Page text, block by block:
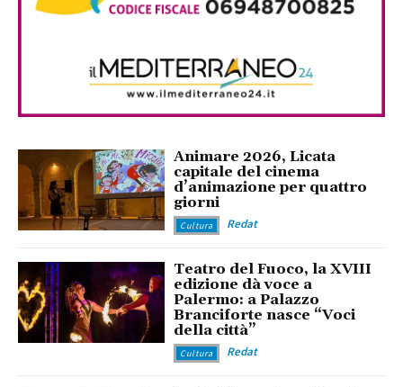
Animare 2026, Licata
capitale del cinema
d’animazione per quattro
giorni
Cultura Redat
Teatro del Fuoco, la XVIII
edizione dà voce a
Palermo: a Palazzo
Branciforte nasce “Voci
della città”
Cultura Redat